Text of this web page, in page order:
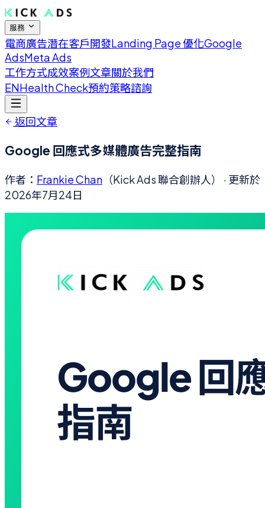
服務
電商廣告潛在客戶開發Landing Page 優化Google
AdsMeta Ads
工作方式成效案例文章關於我們
ENHealth Check預約策略諮詢
返回文章
Google 回應式多媒體廣告完整指南
作者： Frankie Chan （Kick Ads 聯合創辦人）
· 更新於
2026年7月24日